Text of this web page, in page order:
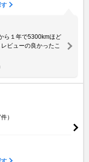
ら１年で5300kmほど
ビューの良かったこ
件）